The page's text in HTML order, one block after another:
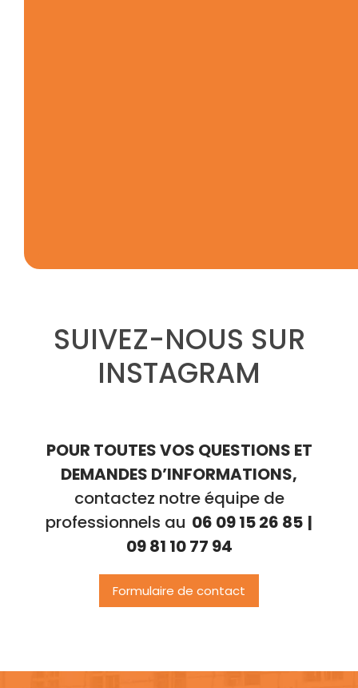
SUIVEZ-NOUS SUR
INSTAGRAM
POUR TOUTES VOS QUESTIONS ET
DEMANDES D’INFORMATIONS,
contactez notre équipe de
professionnels au 06 09 15 26 85 |
09 81 10 77 94
Formulaire de contact